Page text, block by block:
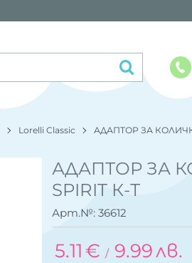
Lorelli Classic АДАПТОР ЗА
АДАПТОР ЗА
SPIRIT К-Т
Арт.№: 36612
5.11€ / 9.99лв.